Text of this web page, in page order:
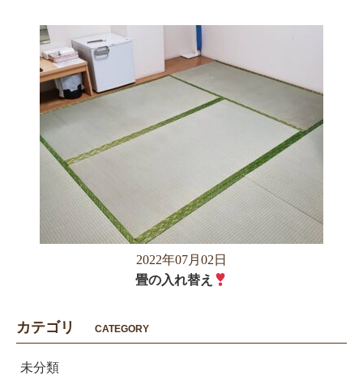
2022年07月02日
畳の入れ替え
カテゴリ CATEGORY
未分類